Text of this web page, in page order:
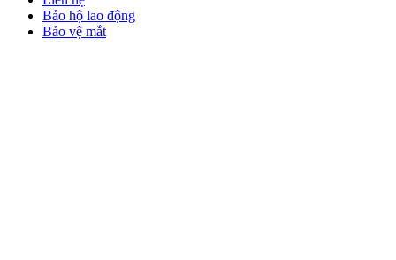
Bảo hộ lao động
Bảo vệ mắt